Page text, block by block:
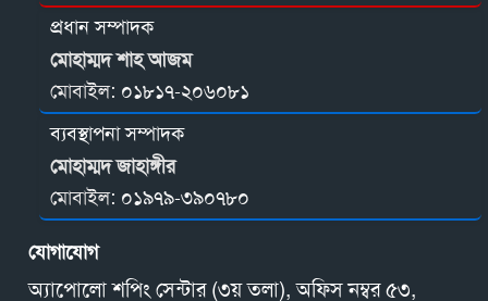
প্রধান সম্পাদক
মোহাম্মদ শাহ আজম
মোবাইল: ০১৮১৭-২০৬০৮১
ব্যবস্থাপনা সম্পাদক
মোহাম্মদ জাহাঙ্গীর
মোবাইল: ০১৯৭৯-৩৯০৭৮০
যোগাযোগ
অ্যাপোলো শপিং সেন্টার (৩য় তলা), অফিস নম্বর ৫৩,